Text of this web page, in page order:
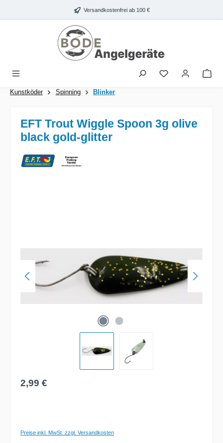
Zum Hauptinhalt springen Versandkostenfrei ab 100 €
Kunstköder Spinning Blinker
EFT Trout Wiggle Spoon 3g olive
black gold-glitter
Regulärer Preis:
2,99 €
Preise inkl. MwSt. zzgl. Versandkosten